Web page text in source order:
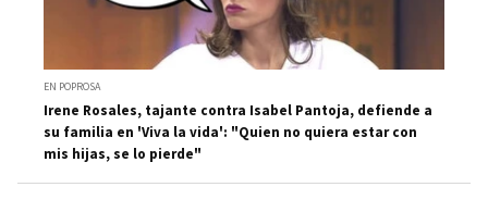
EN POPROSA
Irene Rosales, tajante contra Isabel Pantoja, defiende a
su familia en 'Viva la vida': "Quien no quiera estar con
mis hijas, se lo pierde"